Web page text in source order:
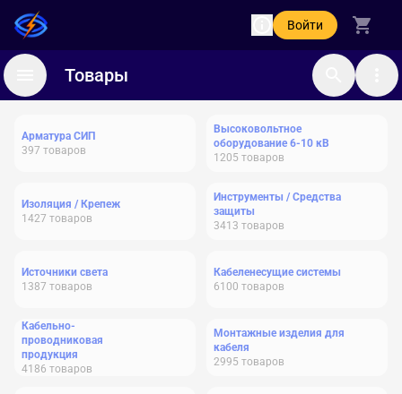
Войти
Товары
Арматура СИП
397 товаров
Высоковольтное
оборудование 6-10 кВ
1205 товаров
Изоляция / Крепеж
1427 товаров
Инструменты / Средства
защиты
3413 товаров
Источники света
1387 товаров
Кабеленесущие системы
6100 товаров
Кабельно-
проводниковая
продукция
4186 товаров
Монтажные изделия для
кабеля
2995 товаров